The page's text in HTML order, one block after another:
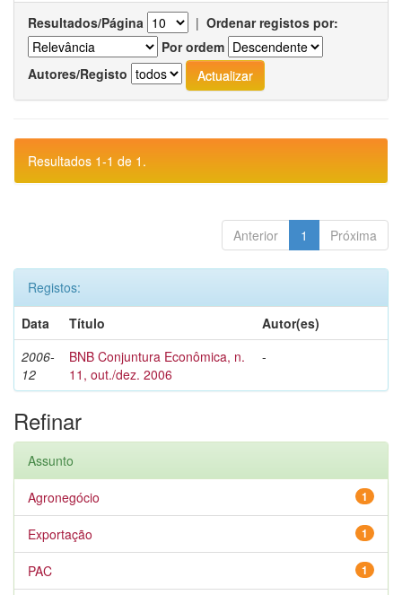
Resultados/Página | Ordenar registos por:
Por ordem
Autores/Registo
Resultados 1-1 de 1.
Anterior 1 Próxima
Registos:
Data
Título
Autor(es)
2006-
12
BNB Conjuntura Econômica, n.
11, out./dez. 2006
-
Refinar
Assunto
1
Agronegócio
1
Exportação
1
PAC